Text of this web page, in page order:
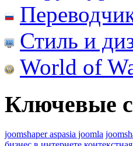
Стиль и
World of
Ключевые
joomshaper aspasia joomla